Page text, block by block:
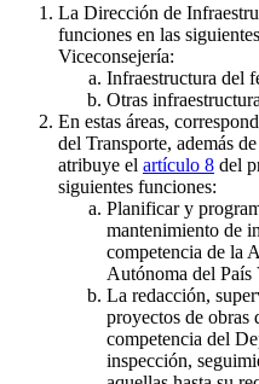
La Dirección de
funciones en las
Viceconsejería:
Infraestructura del
Otras
En estas áreas,
del Transporte, además
atribuye el artículo 8 del
siguientes funciones:
Planificar y
mantenimiento de
competencia de la
Autónoma del País
La redacción,
proyectos de obras
competencia del
inspección,